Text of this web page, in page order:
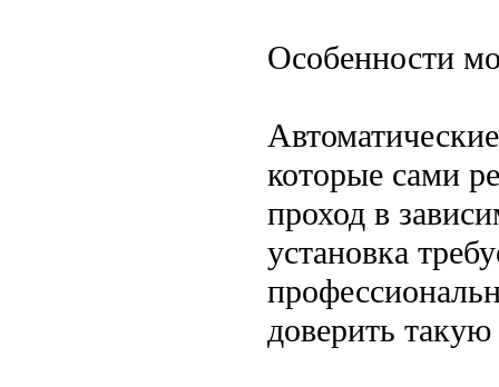
Особенности
которые сами
проход в
установка
доверить